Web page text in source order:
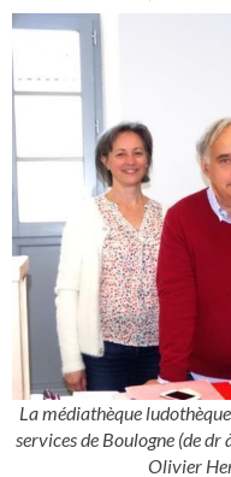
La médiathèque
services de Boulogne (de
Olivier